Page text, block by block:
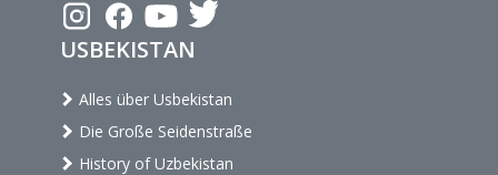
USBEKISTAN
Alles über Usbekistan
Die Große Seidenstraße
History of Uzbekistan